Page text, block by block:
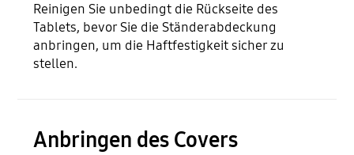
Reinigen Sie unbedingt die Rückseite des
Tablets, bevor Sie die Ständerabdeckung
anbringen, um die Haftfestigkeit sicher zu
stellen.
Anbringen des Covers